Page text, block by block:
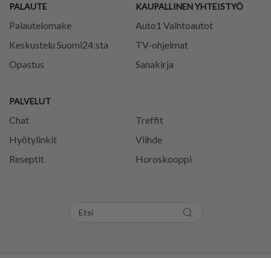
PALAUTE
Palautelomake
Keskustelu Suomi24:sta
Opastus
PALVELUT
Chat
Treffit
Hyötylinkit
Viihde
Reseptit
Horoskooppi
KAUPALLINEN YHTEISTYÖ
Auto1 Vaihtoautot
TV-ohjelmat
Sanakirja